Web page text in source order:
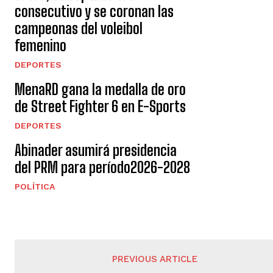
consecutivo y se coronan las
campeonas del voleibol
femenino
DEPORTES
MenaRD gana la medalla de oro
de Street Fighter 6 en E-Sports
DEPORTES
Abinader asumirá presidencia
del PRM para período2026-2028
POLÍTICA
PREVIOUS ARTICLE